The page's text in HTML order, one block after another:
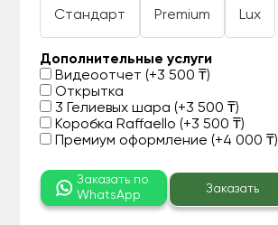
Стандарт Premium Lux
Дополнительные услуги
Видеоотчет (+3 500 ₸)
Открытка
3 Гелиевых шара (+3 500 ₸)
Коробка Raffaello (+3 500 ₸)
Премиум оформление (+4 000 ₸)
Заказать по
WhatsApp
Заказать